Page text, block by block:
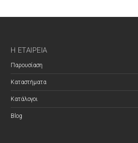
Η ΕΤΑΙΡΕΊΑ
Παρουσίαση
Καταστήματα
Κατάλογοι
Blog